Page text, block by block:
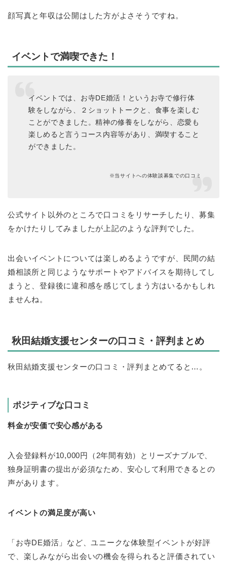
顔写真と年収は公開はした方がよさそうですね。
イベントで満喫できた！
イベントでは、お寺DE婚活！というお寺で修行体
験をしながら、２ショットトークと、食事を楽しむ
ことができました。精神の修養をしながら、恋愛も
楽しめると言うコース内容等があり、満喫すること
ができました。
※当サイトへの体験談募集での口コミ
公式サイト以外のところで口コミをリサーチしたり、募集
をかけたりしてみましたが上記のような評判でした。
出会いイベントについては楽しめるようですが、民間の結
婚相談所と同じようなサポートやアドバイスを期待してし
まうと、登録後に違和感を感じてしまう方はいるかもしれ
ませんね。
秋田結婚支援センターの口コミ・評判まとめ
秋田結婚支援センターの口コミ・評判まとめてると…。
ポジティブな口コミ
料金が安価で安心感がある
入会登録料が10,000円（2年間有効）とリーズナブルで、
独身証明書の提出が必須なため、安心して利用できるとの
声があります。
イベントの満足度が高い
「お寺DE婚活」など、ユニークな体験型イベントが好評
で、楽しみながら出会いの機会を得られると評価されてい